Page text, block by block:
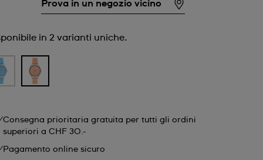
Prova in un negozio vicino
in 2 varianti uniche.
Consegna prioritaria gratuita per tutti gli ordini
superiori a CHF 30.-
Pagamento online sicuro